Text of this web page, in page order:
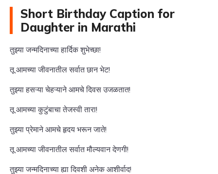
Short Birthday Caption for
Daughter in Marathi
तुझ्या जन्मदिनाच्या हार्दिक शुभेच्छा!
तू आमच्या जीवनातील सर्वात छान भेट!
तुझ्या हसऱ्या चेहऱ्याने आमचे दिवस उजळतात!
तू आमच्या कुटुंबाचा तेजस्वी तारा!
तुझ्या प्रेमाने आमचे हृदय भरून जाते!
तू आमच्या जीवनातील सर्वात मौल्यवान देणगी!
तुझ्या जन्मदिनाच्या ह्या दिवशी अनेक आशीर्वाद!